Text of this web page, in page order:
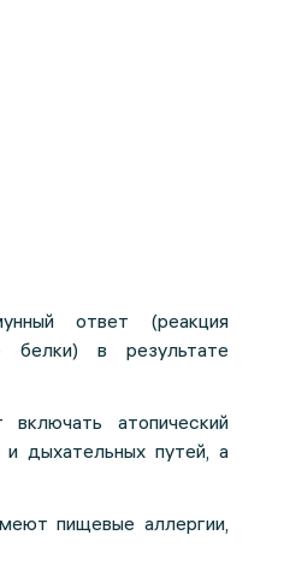
ответ (реакция
белки) в результате
атопический
дыхательных путей, а
пищевые аллергии,